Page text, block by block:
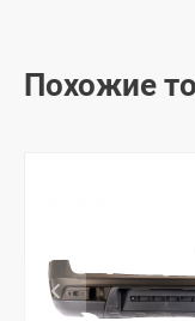
Похожие